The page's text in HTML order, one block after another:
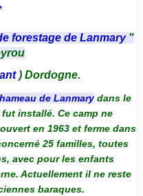
forestage de Lanmary "
) Dordogne.
hameau de Lanmarydans le
fut installé. Ce camp ne
en 1963 et ferme dans
25 familles, toutes
avec pour les enfants
Actuellement il ne reste
baraques.